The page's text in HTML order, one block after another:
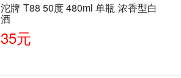
沱牌 T88 50度 480ml 单瓶 浓香型白
酒
35元